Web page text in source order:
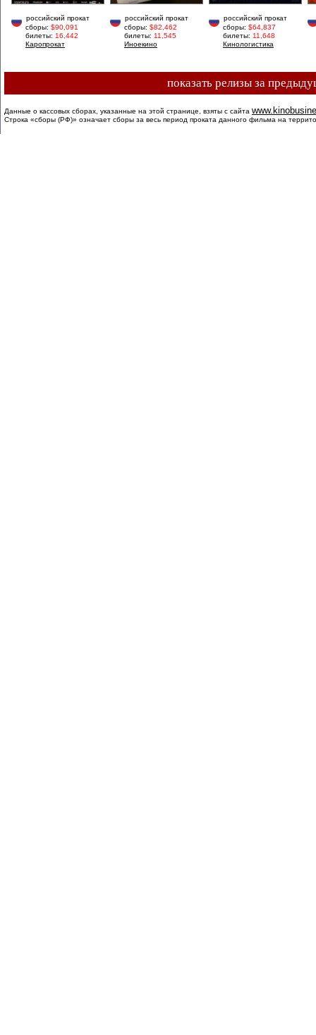
российский прокат
сборы: $90,091
билеты: 16,442
Каропрокат
российский прокат
сборы: $82,462
билеты: 11,545
Иноекино
российский прокат
сборы: $64,837
билеты: 11,648
Кинологистика
показать релизы за
Данные о кассовых сборах, указанные на этой странице, взяты с сайта
Строка «сборы (РФ)» означает сборы за весь период проката данного фильма на